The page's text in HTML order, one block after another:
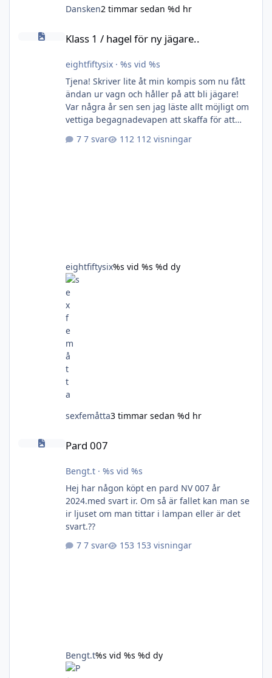
Dansken2 timmar sedan %d hr
Klass 1 / hagel för ny jägare..
Klass 1 / hagel för ny jägare..
eightfiftysix· %s vid %s
Tjena! Skriver lite åt min kompis som nu fått
ändan ur vagn och håller på att bli jägare!
Var några år sen sen jag läste allt möjligt om
vettiga begagnadevapen att skaffa för att
ut på jakter i vinter då jag redan vet att han
7 svar 112 visningar
eightfiftysix%s vid %s %d dy
sexfemåtta3 timmar sedan %d hr
Pard 007
Pard 007
Bengt.t· %s vid %s
Hej har någon köpt en pard NV 007 år
2024.med svart ir. Om så är fallet kan man se
ir ljuset om man tittar i lampan eller är det
svart.??
7 svar
153 visningar
Bengt.t%s vid %s %d dy